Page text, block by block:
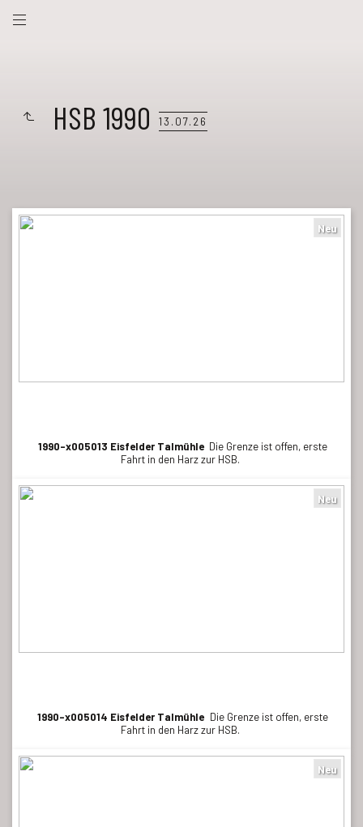
HSB 1990 13.07.26
Neu
1990-x005013 Eisfelder Talmühle Die Grenze ist offen, erste
Fahrt in den Harz zur HSB.
Neu
1990-x005014 Eisfelder Talmühle Die Grenze ist offen, erste
Fahrt in den Harz zur HSB.
Neu